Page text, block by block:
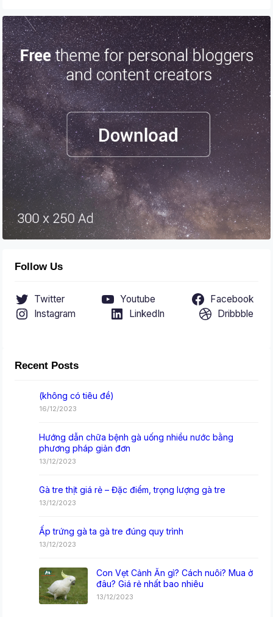
Follow Us
Twitter Youtube
Facebook
Instagram
LinkedIn Dribbble
Recent Posts
(không có tiêu đề)
16/12/2023
Hướng dẫn chữa bệnh gà uống nhiều nước bằng
phương pháp giản đơn
13/12/2023
Gà tre thịt giá rẻ – Đặc điểm, trọng lượng gà tre
13/12/2023
Ấp trứng gà ta gà tre đúng quy trình
13/12/2023
Con Vẹt Cảnh Ăn gì? Cách nuôi? Mua ở
đâu? Giá rẻ nhất bao nhiêu
13/12/2023